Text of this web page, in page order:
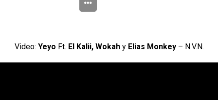
Video: Yeyo Ft. El Kalii, Wokahy Elias Monkey– N.V.N.